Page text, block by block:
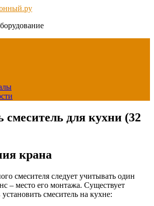
для кухни (32
крана
смесителя следует учитывать один
– место его монтажа. Существует
смеситель на кухне: